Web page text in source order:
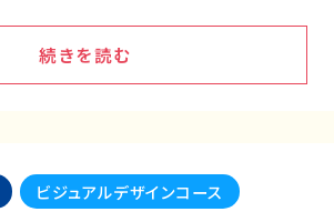
続きを読む
ビジュアルデザインコース